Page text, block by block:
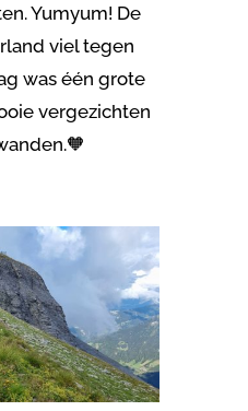
Yumyum! De
viel tegen
was één grote
vergezichten